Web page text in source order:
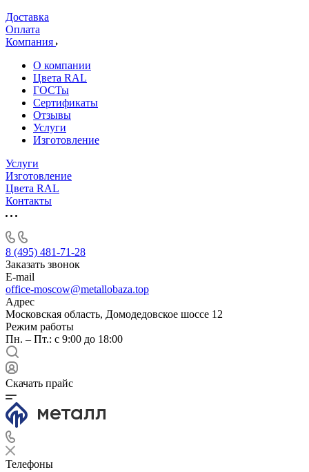
Доставка
Оплата
Компания
О компании
Цвета RAL
ГОСТы
Сертификаты
Отзывы
Услуги
Изготовление
Услуги
Изготовление
Цвета RAL
Контакты
8 (495) 481-71-28
Заказать звонок
E-mail
office-moscow@metallobaza.top
Адрес
Московская область, Домодедовское шоссе 12
Режим работы
Пн. – Пт.: с 9:00 до 18:00
Скачать прайс
Телефоны